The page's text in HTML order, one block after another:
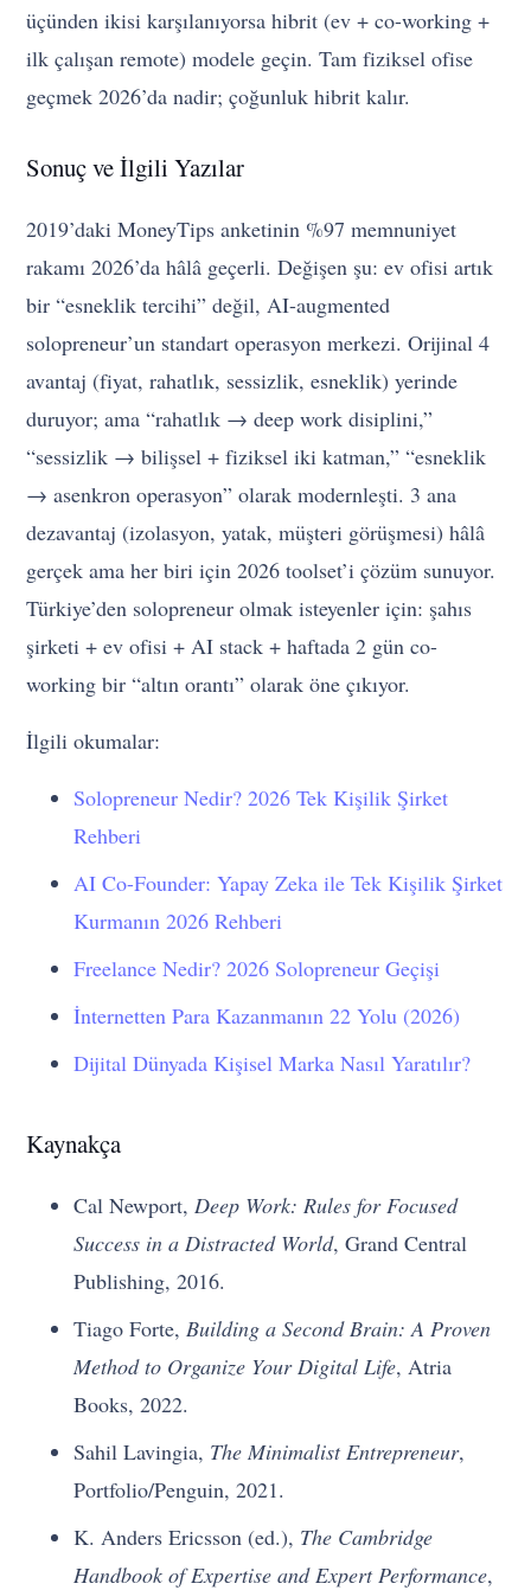
üçünden ikisi karşılanıyorsa hibrit (ev + co-working +
ilk çalışan remote) modele geçin. Tam fiziksel ofise
geçmek 2026’da nadir; çoğunluk hibrit kalır.
Sonuç ve İlgili Yazılar
2019’daki MoneyTips anketinin %97 memnuniyet
rakamı 2026’da hâlâ geçerli. Değişen şu: ev ofisi artık
bir “esneklik tercihi” değil, AI-augmented
solopreneur’un standart operasyon merkezi. Orijinal 4
avantaj (fiyat, rahatlık, sessizlik, esneklik) yerinde
duruyor; ama “rahatlık → deep work disiplini,”
“sessizlik → bilişsel + fiziksel iki katman,” “esneklik
→ asenkron operasyon” olarak modernleşti. 3 ana
dezavantaj (izolasyon, yatak, müşteri görüşmesi) hâlâ
gerçek ama her biri için 2026 toolset’i çözüm sunuyor.
Türkiye’den solopreneur olmak isteyenler için: şahıs
şirketi + ev ofisi + AI stack + haftada 2 gün co-
working bir “altın orantı” olarak öne çıkıyor.
İlgili okumalar:
Solopreneur Nedir? 2026 Tek Kişilik Şirket
Rehberi
AI Co-Founder: Yapay Zeka ile Tek Kişilik Şirket
Kurmanın 2026 Rehberi
Freelance Nedir? 2026 Solopreneur Geçişi
İnternetten Para Kazanmanın 22 Yolu (2026)
Dijital Dünyada Kişisel Marka Nasıl Yaratılır?
Kaynakça
Cal Newport, Deep Work: Rules for Focused
Success in a Distracted World, Grand Central
Publishing, 2016.
Tiago Forte, Building a Second Brain: A Proven
Method to Organize Your Digital Life, Atria
Books, 2022.
Sahil Lavingia, The Minimalist Entrepreneur,
Portfolio/Penguin, 2021.
K. Anders Ericsson (ed.), The Cambridge
Handbook of Expertise and Expert Performance,